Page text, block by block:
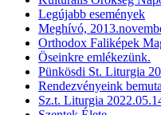
Legújabb események
Meghívó,
Orthodox Faliképek
Öseinkre emlékezünk.
Pünkösdi St. Liturgia
Rendezvényeink
Sz.t. Liturgia